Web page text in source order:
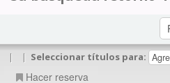
| | Seleccionar títulos para:
Hacer reserva